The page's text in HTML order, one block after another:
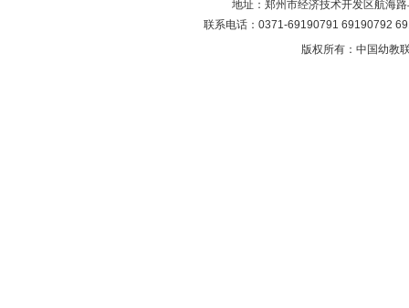
地址：郑州市经济技术开发区航海
联系电话：0371-69190791 69190792
版权所有：中国幼